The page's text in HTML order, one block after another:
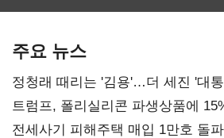
주요 뉴스
정청래 때리는 '김용'…더 세진 '대
트럼프, 폴리실리콘 파생상품에
재건"
전세사기 피해주택 매입 1만호 돌